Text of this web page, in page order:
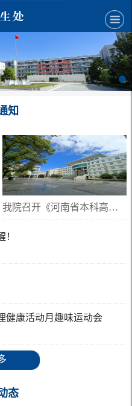
知
我院召开《河南省本科高校学生管理工作分时、分类操作指南》...
健康活动月趣味运动会
态